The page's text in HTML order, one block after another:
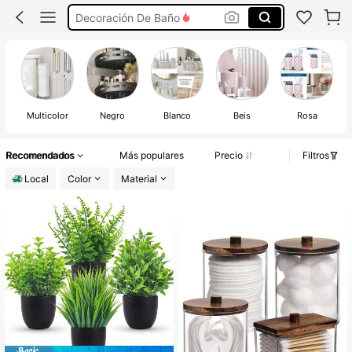
Accesorios Para El Baño
Multicolor Negro Blanco Beis Rosa
Recomendados Más populares Precio
Filtros
Local
Color Material